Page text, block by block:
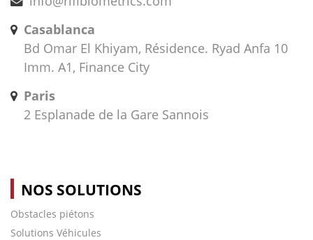
Casablanca
Bd Omar El Khiyam, Résidence. Ryad Anfa 10
Imm. A1, Finance City
Paris
2 Esplanade de la Gare Sannois
NOS SOLUTIONS
Obstacles piétons
Solutions Véhicules